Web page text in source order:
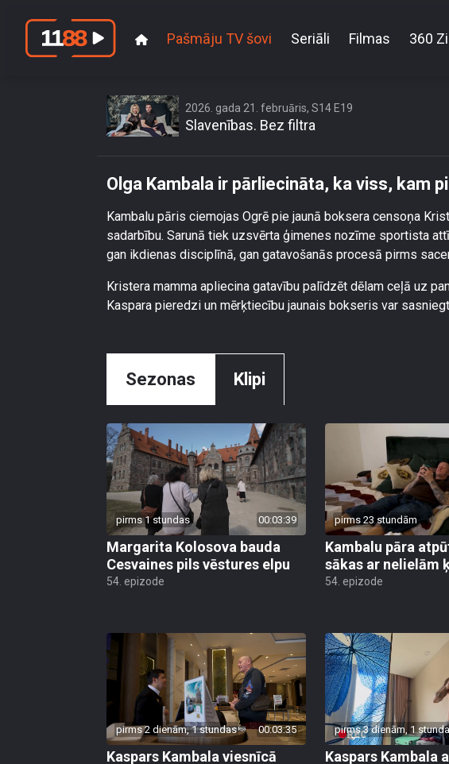
Pašmāju TV šovi Seriāli Filmas 360
2026. gada 21. februāris, S14 E19
Slavenības. Bez filtra
Olga Kambala ir pārliecināta, ka viss, kam
Kambalu pāris ciemojas Ogrē pie jaunā boksera censoņa
sadarbību. Sarunā tiek uzsvērta ģimenes nozīme sportista
gan ikdienas disciplīnā, gan gatavošanās procesā pirms
Kristera mamma apliecina gatavību palīdzēt dēlam ceļā uz
Kaspara pieredzi un mērķtiecību jaunais bokseris var
Sezonas Klipi
pirms 1 stundas 00:03:39
Margarita Kolosova bauda
Cesvaines pils vēstures elpu
54. epizode
pirms 23 stundām
Kambalu pāra
sākas ar nelielām
54. epizode
pirms 2 dienām, 1 stundas 00:03:35
Kaspars Kambala viesnīcā
pirms 3 dienām, 1
Kaspars Kambala